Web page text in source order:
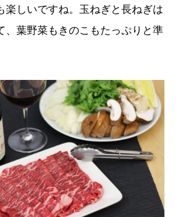
楽しいですね。玉ねぎと長ねぎは
、葉野菜もきのこもたっぷりと準